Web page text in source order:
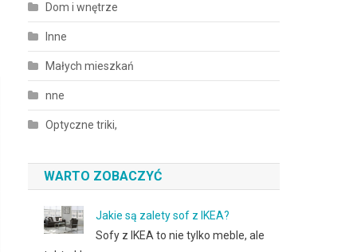
Dom i wnętrze
Inne
Małych mieszkań
nne
Optyczne triki,
WARTO ZOBACZYĆ
Jakie są zalety sof z IKEA?
Sofy z IKEA to nie tylko meble, ale